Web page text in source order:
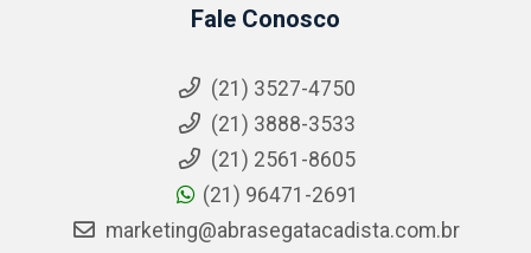
Fale Conosco
(21) 3527-4750
(21) 3888-3533
(21) 2561-8605
(21) 96471-2691
marketing@abrasegatacadista.com.br